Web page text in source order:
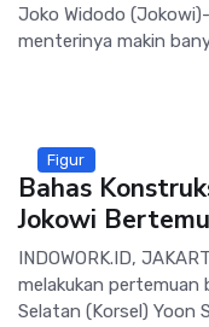
Joko Widodo
menterinya makin
Figur
Bahas
Jokowi
INDOWORK.ID,
melakukan pertemuan
Selatan (Korsel) Yoon